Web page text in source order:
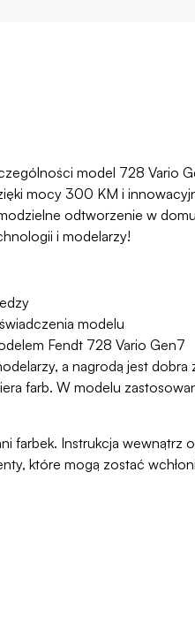
model 728 Vario
mocy 300 KM i
odtworzenie w
i modelarzy!
modelu
Fendt 728 Vario Gen7
a nagrodą jest dobra
farb. W modelu
farbek. Instrukcja
które mogą zostać